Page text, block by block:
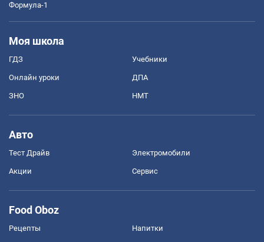
Формула-1
Моя школа
ГДЗ Учебники
Онлайн уроки ДПА
ЗНО НМТ
Авто
Тест Драйв Электромобили
Акции Сервис
Food Oboz
Рецепты Напитки